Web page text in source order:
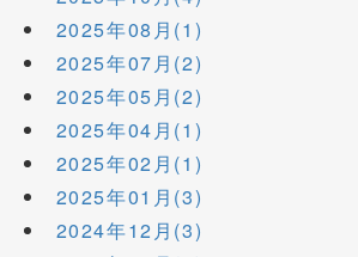
2025年08月(1)
2025年07月(2)
2025年05月(2)
2025年04月(1)
2025年02月(1)
2025年01月(3)
2024年12月(3)